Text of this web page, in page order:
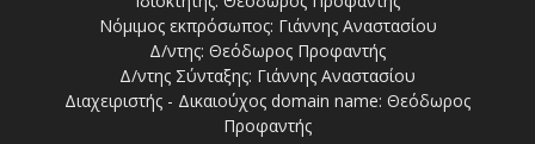
Νόμιμος εκπρόσωπος: Γιάννης Αναστασίου
Δ/ντης: Θεόδωρος Προφαντής
Δ/ντης Σύνταξης: Γιάννης Αναστασίου
Διαχειριστής - Δικαιούχος domain name: Θεόδωρος
Προφαντής